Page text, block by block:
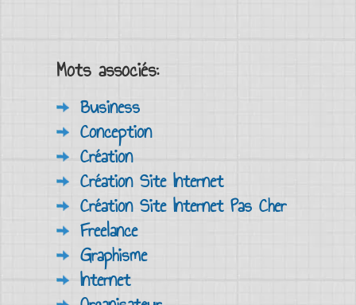
Mots associés:
Business
Conception
Création
Création Site Internet
Création Site Internet Pas Cher
Freelance
Graphisme
Internet